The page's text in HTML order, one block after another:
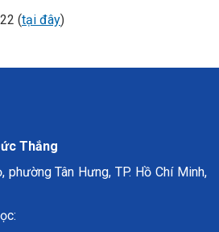
(tại đây)
Thắng
phường Tân Hưng, TP. Hồ Chí Minh,